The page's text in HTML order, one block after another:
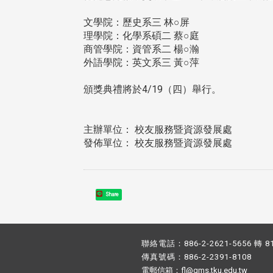
文學院：歷史系三 林○屏
理學院：化學系碩二 蔡○庭
商管學院：資管系二 楊○瀚
外語學院：英文系三 黃○萍
頒獎典禮將於4/19（四）舉行。
主辦單位： 校友服務暨資源發展處
發佈單位： 校友服務暨資源發展處
Share
聯絡電話：886-2-2621-5656 轉
傳真號碼：886-2-2391-8108
電郵信箱：fl@gms.tku.edu.tw